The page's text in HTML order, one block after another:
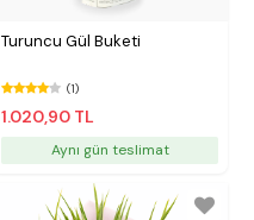
Turuncu Gül Buketi
(1)
1.020,90 TL
Aynı gün teslimat